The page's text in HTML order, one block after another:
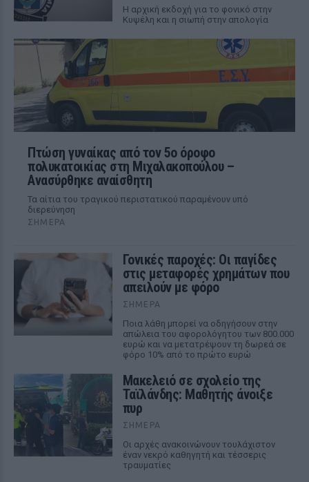
Η αρχική εκδοχή για το φονικό στην
Κυψέλη και η σιωπή στην απολογία
Πτώση γυναίκας από τον 5ο όροφο
πολυκατοικίας στη Μιχαλακοπούλου –
Ανασύρθηκε αναίσθητη
Τα αίτια του τραγικού περιστατικού παραμένουν υπό
διερεύνηση
ΣΉΜΕΡΑ
Γονικές παροχές: Οι παγίδες
στις μεταφορές χρημάτων που
απειλούν με φόρο
ΣΉΜΕΡΑ
Ποια λάθη μπορεί να οδηγήσουν στην
απώλεια του αφορολόγητου των 800.000
ευρώ και να μετατρέψουν τη δωρεά σε
φόρο 10% από το πρώτο ευρώ
Μακελειό σε σχολείο της
Ταϊλάνδης: Μαθητής άνοιξε
πυρ
ΣΉΜΕΡΑ
Οι αρχές ανακοινώνουν τουλάχιστον
έναν νεκρό καθηγητή και τέσσερις
τραυματίες